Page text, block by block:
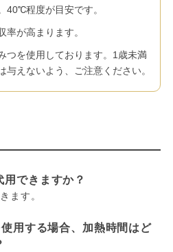
40℃程度が目安です。
率が高まります。
つを使用しております。1歳未満
与えないよう、ご注意ください。
用できますか？
ます。
用する場合、加熱時間はど